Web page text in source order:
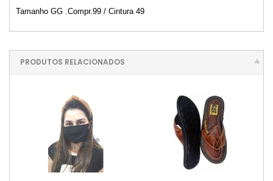
Tamanho GG .Compr.99 / Cintura 49
PRODUTOS RELACIONADOS